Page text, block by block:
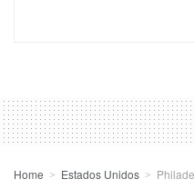
Home Estados Unidos